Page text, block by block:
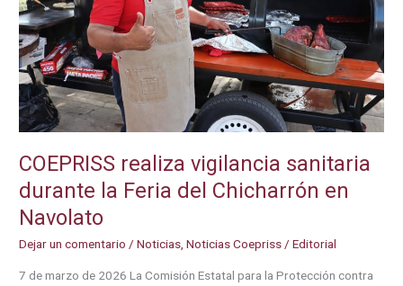
COEPRISS realiza vigilancia sanitaria
durante la Feria del Chicharrón en
Navolato
Dejar un comentario /Noticias ,Noticias Coepriss /Editorial
7 de marzo de 2026 La Comisión Estatal para la Protección contra